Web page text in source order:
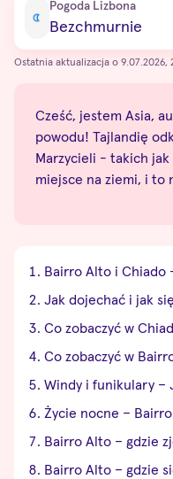
Pogoda Lizbona
Bezchmurnie
Ostatnia aktualizacja o 9.07.2026,
Cześć, jestem Asia,
powodu! Tajlandię
Marzycieli - takich jak
miejsce na ziemi, i to
Bairro Alto i Chiado
Jak dojechać i jak
Co zobaczyć w
Co zobaczyć w
Windy i funikulary –
Życie nocne –
Bairro Alto – gdzie
Bairro Alto – gdzie